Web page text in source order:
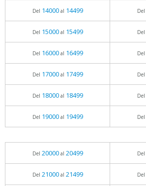
Del 14000al 14499 Del
Del 15000al 15499 Del
Del 16000al 16499 Del
Del 17000al 17499 Del
Del 18000al 18499 Del
Del 19000al 19499 Del
Del 20000al 20499 Del
Del 21000al 21499 Del